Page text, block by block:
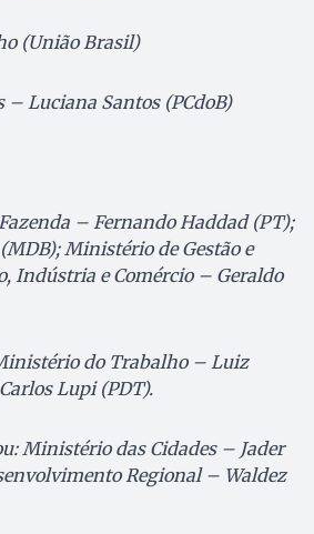
(União Brasil)
Luciana Santos (PCdoB)
– Fernando Haddad (PT);
Ministério de Gestão e
Indústria e Comércio – Geraldo
do Trabalho – Luiz
Lupi (PDT).
Ministério das Cidades – Jader
Regional – Waldez